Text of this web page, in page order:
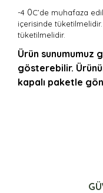
-4 0C’de muhafaza
içerisinde
tüketilmelidir.
Ürün sunumumuz
gösterebilir.
kapalı paketle
Siparişimiz hızlı bir
Ürün resmi